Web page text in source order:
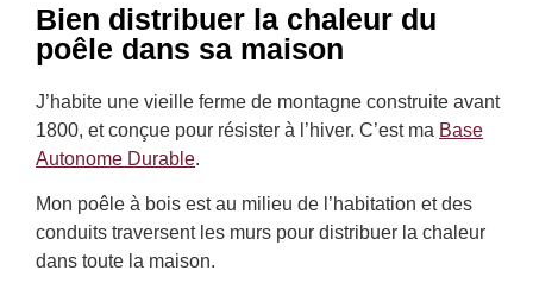
Bien distribuer la chaleur du
poêle dans sa maison
J’habite une vieille ferme de montagne construite avant
1800, et conçue pour résister à l’hiver. C’est ma Base
Autonome Durable.
Mon poêle à bois est au milieu de l’habitation et des
conduits traversent les murs pour distribuer la chaleur
dans toute la maison.